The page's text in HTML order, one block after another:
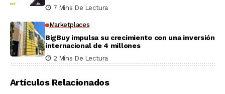
7 Mins De Lectura
Marketplaces
BigBuy impulsa su crecimiento con una inversión
internacional de 4 millones
2 Mins De Lectura
Artículos Relacionados